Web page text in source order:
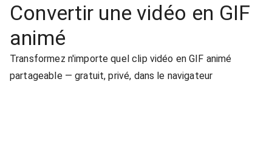
Convertir une vidéo en GIF
animé
Transformez n'importe quel clip vidéo en GIF animé
partageable — gratuit, privé, dans le navigateur